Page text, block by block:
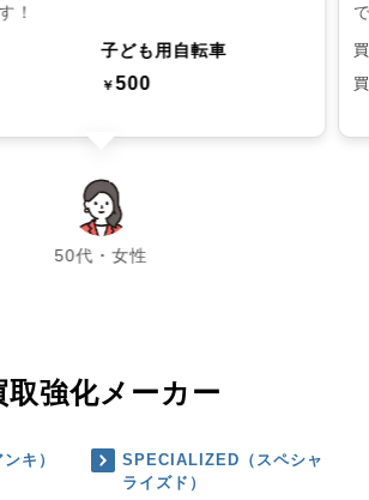
！
子ども用自転車
￥500
50代・女性
chevron_left chevron_right
取強化メーカー
キ）
SPECIALIZED（スペシャ
ライズド）